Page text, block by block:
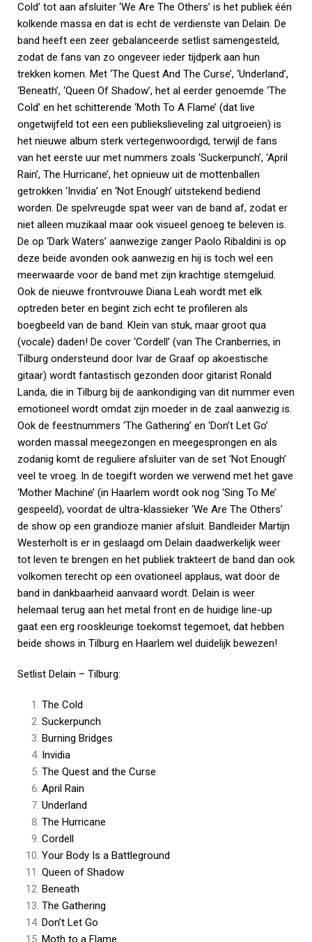
Cold’ tot aan afsluiter ‘We Are The Others’ is het publiek één
kolkende massa en dat is echt de verdienste van Delain. De
band heeft een zeer gebalanceerde setlist samengesteld,
zodat de fans van zo ongeveer ieder tijdperk aan hun
trekken komen. Met ‘The Quest And The Curse’, ‘Underland’,
‘Beneath’, ‘Queen Of Shadow’, het al eerder genoemde ‘The
Cold’ en het schitterende ‘Moth To A Flame’ (dat live
ongetwijfeld tot een een publiekslieveling zal uitgroeien) is
het nieuwe album sterk vertegenwoordigd, terwijl de fans
van het eerste uur met nummers zoals ‘Suckerpunch’, ‘April
Rain’, The Hurricane’, het opnieuw uit de mottenballen
getrokken ‘Invidia’ en ‘Not Enough’ uitstekend bediend
worden. De spelvreugde spat weer van de band af, zodat er
niet alleen muzikaal maar ook visueel genoeg te beleven is.
De op ‘Dark Waters’ aanwezige zanger Paolo Ribaldini is op
deze beide avonden ook aanwezig en hij is toch wel een
meerwaarde voor de band met zijn krachtige stemgeluid.
Ook de nieuwe frontvrouwe Diana Leah wordt met elk
optreden beter en begint zich echt te profileren als
boegbeeld van de band. Klein van stuk, maar groot qua
(vocale) daden! De cover ‘Cordell’ (van The Cranberries, in
Tilburg ondersteund door Ivar de Graaf op akoestische
gitaar) wordt fantastisch gezonden door gitarist Ronald
Landa, die in Tilburg bij de aankondiging van dit nummer even
emotioneel wordt omdat zijn moeder in de zaal aanwezig is.
Ook de feestnummers ‘The Gathering’ en ‘Don’t Let Go’
worden massal meegezongen en meegesprongen en als
zodanig komt de reguliere afsluiter van de set ‘Not Enough’
veel te vroeg. In de toegift worden we verwend met het gave
‘Mother Machine’ (in Haarlem wordt ook nog ‘Sing To Me’
gespeeld), voordat de ultra-klassieker ‘We Are The Others’
de show op een grandioze manier afsluit. Bandleider Martijn
Westerholt is er in geslaagd om Delain daadwerkelijk weer
tot leven te brengen en het publiek trakteert de band dan ook
volkomen terecht op een ovationeel applaus, wat door de
band in dankbaarheid aanvaard wordt. Delain is weer
helemaal terug aan het metal front en de huidige line-up
gaat een erg rooskleurige toekomst tegemoet, dat hebben
beide shows in Tilburg en Haarlem wel duidelijk bewezen!
Setlist Delain – Tilburg:
The Cold
Suckerpunch
Burning Bridges
Invidia
The Quest and the Curse
April Rain
Underland
The Hurricane
Cordell
Your Body Is a Battleground
Queen of Shadow
Beneath
The Gathering
Don’t Let Go
Moth to a Flame